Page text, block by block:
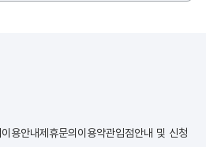
이용안내제휴문의 이용약관입점안내 및 신청